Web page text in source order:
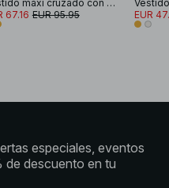
Vestido maxi cruzado con detalle de espalda halter
67.16 EUR 95.95 EUR
especiales, eventos
de descuento en tu